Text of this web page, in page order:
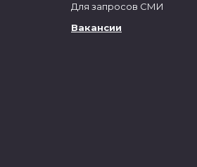
Для запросов СМИ
Вакансии